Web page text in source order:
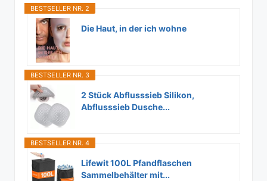
BESTSELLER NR. 2
Die Haut, in der ich wohne
BESTSELLER NR. 3
2 Stück Abflusssieb Silikon,
Abflusssieb Dusche...
BESTSELLER NR. 4
Lifewit 100L Pfandflaschen
Sammelbehälter mit...